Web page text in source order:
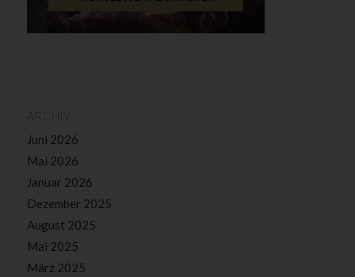
ARCHIV
Juni 2026
Mai 2026
Januar 2026
Dezember 2025
August 2025
Mai 2025
März 2025